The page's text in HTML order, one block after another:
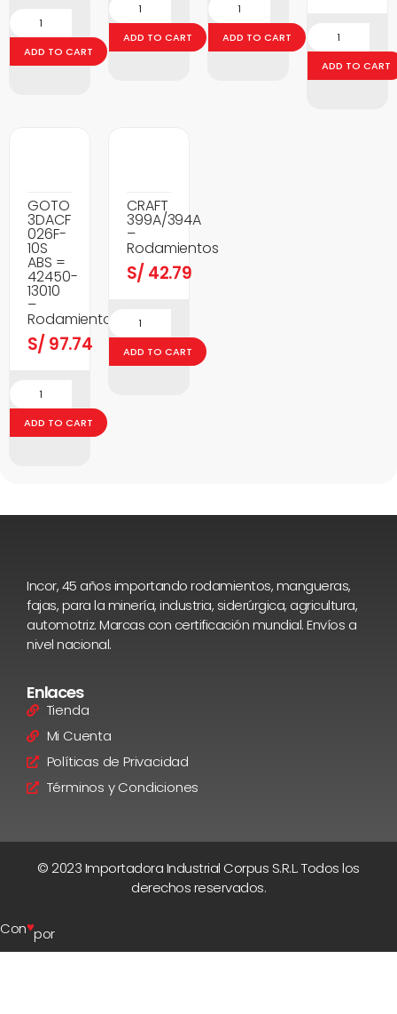
ADD TO CART
ADD TO CART ADD TO CART
ADD TO CART
GOTO
3DACF
026F-
10S
ABS =
42450-
13010
–
Rodamientos
S/ 97.74
ADD TO CART
CRAFT
399A/394A
–
Rodamientos
S/ 42.79
ADD TO CART
Incor, 45 años importando rodamientos, mangueras,
fajas, para la minería, industria, siderúrgica, agricultura,
automotriz. Marcas con certificación mundial. Envíos a
nivel nacional.
Enlaces
Tienda
Mi Cuenta
Políticas de Privacidad
Términos y Condiciones
© 2023 Importadora Industrial Corpus S.R.L. Todos los
derechos reservados.
Con♥por